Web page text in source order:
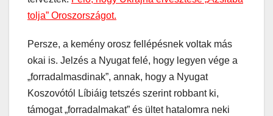
tolja” Oroszországot.
Persze, a kemény orosz fellépésnek voltak más
okai is. Jelzés a Nyugat felé, hogy legyen vége a
„forradalmasdinak”, annak, hogy a Nyugat
Koszovótól Líbiáig tetszés szerint robbant ki,
támogat „forradalmakat” és ültet hatalomra neki